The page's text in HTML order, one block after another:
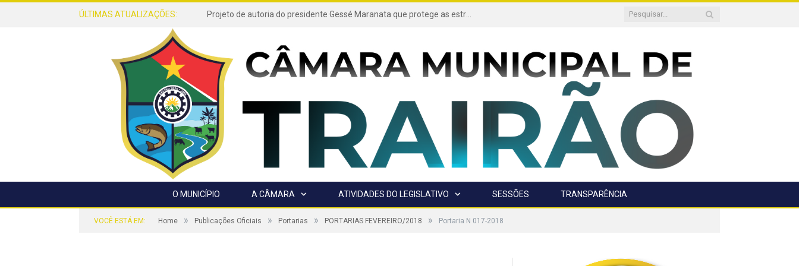
ÚLTIMAS ATUALIZAÇÕES: Projeto de autoria do presidente Gessé Maranata que protege as estradas vicinais de Trairão é transformado em lei
O MUNICÍPIO A CÂMARA ATIVIDADES DO LEGISLATIVO SESSÕES TRANSPARÊNCIA
VOCÊ ESTÁ EM: Home » Publicações Oficiais » Portarias » PORTARIAS FEVEREIRO/2018 » Portaria N 017-2018